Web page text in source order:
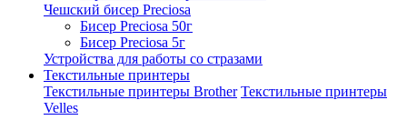
Чешский бисер Preciosa
Бисер Preciosa 50г
Бисер Preciosa 5г
Устройства для работы со стразами
Текстильные принтеры
Текстильные принтеры Brother Текстильные принтеры
Velles